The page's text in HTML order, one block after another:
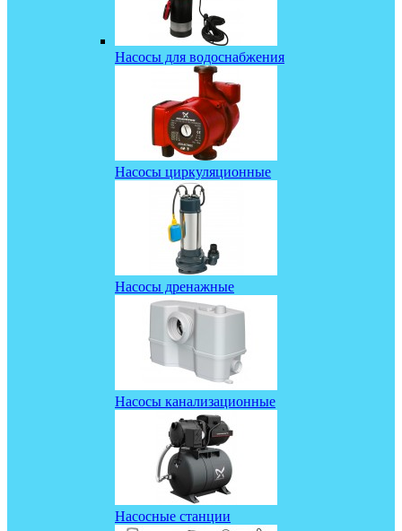
Насосы для водоснабжения
Насосы циркуляционные
Насосы дренажные
Насосы канализационные
Насосные станции